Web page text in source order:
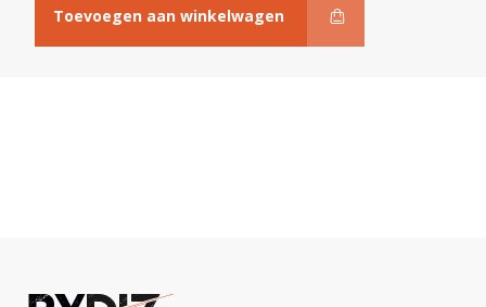
Toevoegen aan winkelwagen